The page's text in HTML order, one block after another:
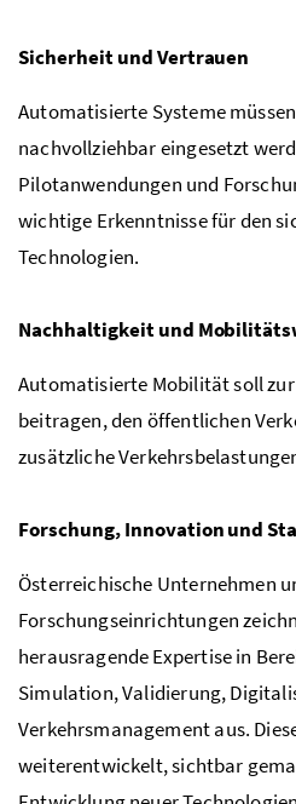
Sicherheit und Vertrauen
Automatisierte Systeme
nachvollziehbar eingesetzt
Pilotanwendungen und
wichtige Erkenntnisse für den
Technologien.
Nachhaltigkeit und
Automatisierte Mobilität soll
beitragen, den öffentlichen
zusätzliche
Forschung, Innovation und
Österreichische Unternehmen
Forschungseinrichtungen
herausragende Expertise in
Simulation, Validierung,
Verkehrsmanagement aus.
weiterentwickelt, sichtbar